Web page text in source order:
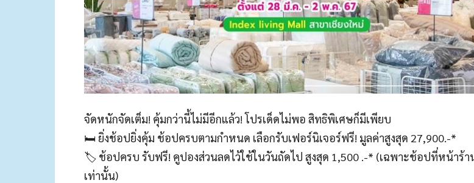
จัดหนักจัดเต็ม! คุ้มกว่านี้ไม่มีอีกแล้ว! โปรเด็ดไม่พอ สิทธิพิเศษก็มีเพียบ
🛏 ยิ่งช้อปยิ่งคุ้ม ช้อปครบตามกำหนด เลือกรับเฟอร์นิเจอร์ฟรี! มูลค่าสูงสุด 27,900.-*
🏷 ช้อปครบ รับฟรี! คูปองส่วนลดไว้ใช้ในวันถัดไป สูงสุด 1,500 .-* (เฉพาะช้อปที่หน้าร้า
เท่านั้น)